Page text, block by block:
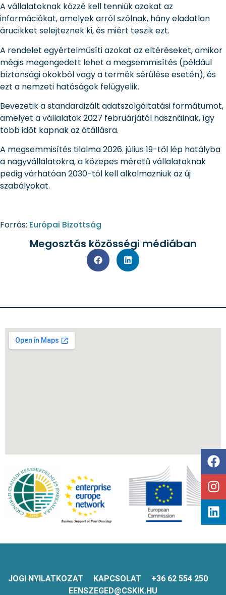
A vállalatoknak közzé kell tenniük azokat az
információkat, amelyek arról szólnak, hány eladatlan
árucikket selejteznek ki, és miért teszik ezt.
A rendelet egyértelműsíti azokat az eltéréseket, amikor
mégis megengedett lehet a megsemmisítés (például
biztonsági okokból vagy a termék sérülése esetén), és
ezt a nemzeti hatóságok felügyelik.
Bevezetik a standardizált adatszolgáltatási formátumot,
amelyet a vállalatok 2027 februárjától használnak, így
több időt kapnak az átállásra.
A megsemmisítés tilalma 2026. július 19-től lép hatályba
a nagyvállalatokra, a közepes méretű vállalatoknak
pedig várhatóan 2030-tól kell alkalmazniuk az új
szabályokat.
Forrás: Európai Bizottság
Megosztás közösségi médiában
JOGI NYILATKOZAT KAPCSOLAT
+36 62 554 250
EENSZEGED@CSKIK.HU